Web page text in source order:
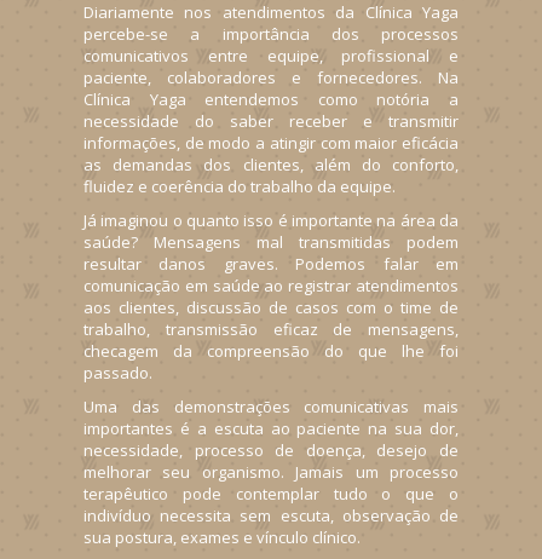
Diariamente nos atendimentos da Clínica Yaga
percebe-se a importância dos processos
comunicativos entre equipe, profissional e
paciente, colaboradores e fornecedores. Na
Clínica Yaga entendemos como notória a
necessidade do saber receber e transmitir
informações, de modo a atingir com maior eficácia
as demandas dos clientes, além do conforto,
fluidez e coerência do trabalho da equipe.
Já imaginou o quanto isso é importante na área da
saúde? Mensagens mal transmitidas podem
resultar danos graves. Podemos falar em
comunicação em saúde ao registrar atendimentos
aos clientes, discussão de casos com o time de
trabalho, transmissão eficaz de mensagens,
checagem da compreensão do que lhe foi
passado.
Uma das demonstrações comunicativas mais
importantes é a escuta ao paciente na sua dor,
necessidade, processo de doença, desejo de
melhorar seu organismo. Jamais um processo
terapêutico pode contemplar tudo o que o
indivíduo necessita sem escuta, observação de
sua postura, exames e vínculo clínico.